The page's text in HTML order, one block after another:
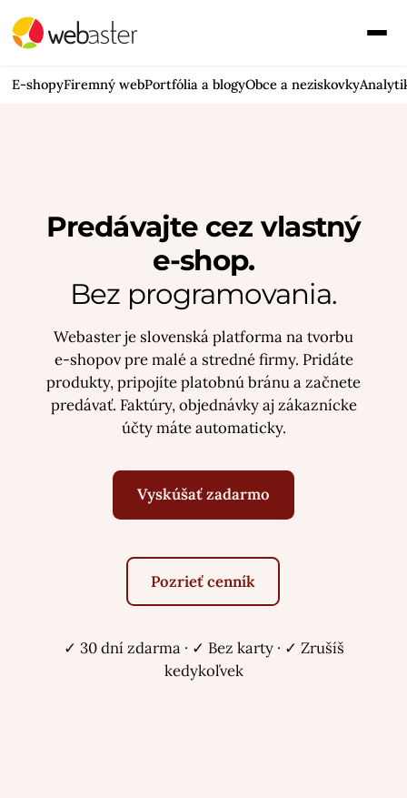
E-shopyFiremný webPortfólia a blogyObce a neziskovky
Predávajte cez vlastný
e-shop.
Bez programovania.
Webaster je slovenská platforma na tvorbu
e-shopov pre malé a stredné firmy. Pridáte
produkty, pripojíte platobnú bránu a začnete
predávať. Faktúry, objednávky aj zákaznícke
účty máte automaticky.
Vyskúšať zadarmo
Pozrieť cenník
✓ 30 dní zdarma · ✓ Bez karty · ✓ Zrušíš
kedykoľvek